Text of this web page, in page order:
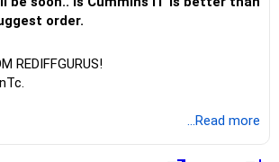
order.
REDIFFGURUS!
...Read more